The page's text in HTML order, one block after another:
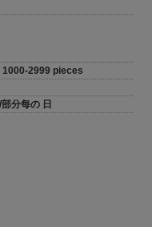
2999 pieces
分每の 日